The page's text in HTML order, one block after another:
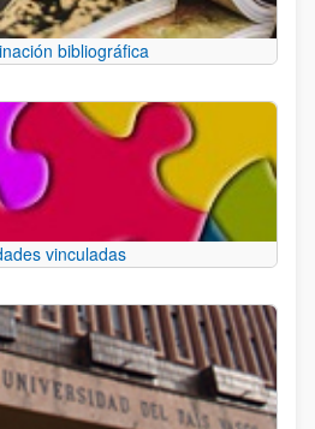
bibliográfica
vinculadas